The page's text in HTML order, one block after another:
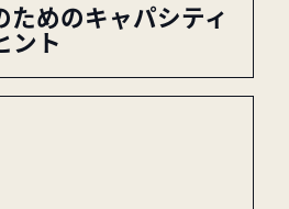
ためのキャパシティ
ント